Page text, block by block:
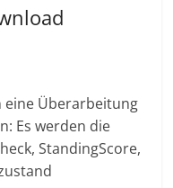
eine Überarbeitung
Es werden die
StandingScore,